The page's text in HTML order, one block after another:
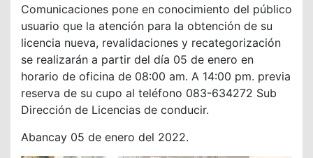
Comunicaciones pone en conocimiento del público
usuario que la atención para la obtención de su
licencia nueva, revalidaciones y recategorización
se realizarán a partir del día 05 de enero en
horario de oficina de 08:00 am. A 14:00 pm. previa
reserva de su cupo al teléfono 083-634272 Sub
Dirección de Licencias de conducir.
Abancay 05 de enero del 2022.